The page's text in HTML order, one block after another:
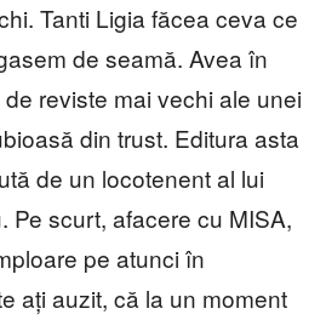
Tanti Ligia făcea ceva ce
de seamă. Avea în
reviste mai vechi ale unei
din trust. Editura asta
de un locotenent al lui
Pe scurt, afacere cu MISA,
pe atunci în
ați auzit, că la un moment